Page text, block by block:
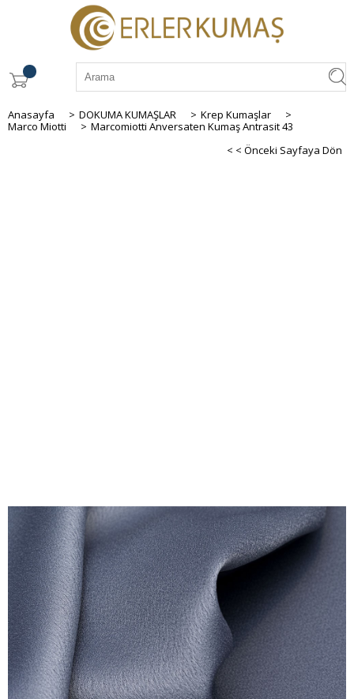
Anasayfa > DOKUMA KUMAŞLAR > Krep Kumaşlar
>
Marco Miotti
> Marcomiotti Anversaten Kumaş Antrasit 43
< < Önceki Sayfaya Dön